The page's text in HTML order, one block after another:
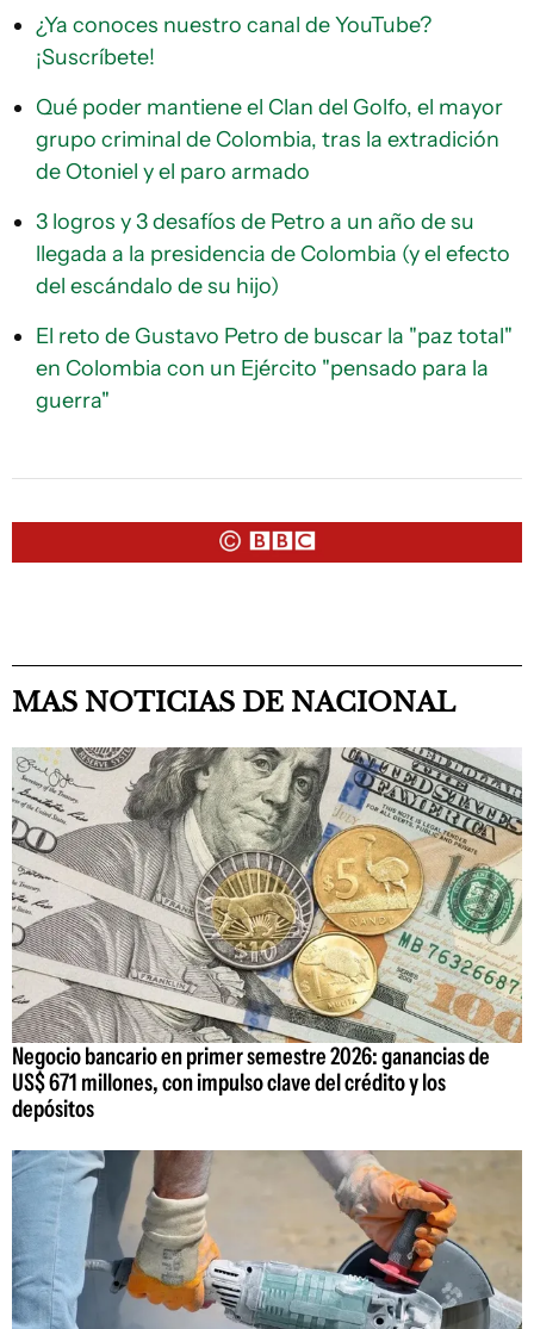
¿Ya conoces nuestro canal de YouTube?
¡Suscríbete!
Qué poder mantiene el Clan del Golfo, el mayor
grupo criminal de Colombia, tras la extradición
de Otoniel y el paro armado
3 logros y 3 desafíos de Petro a un año de su
llegada a la presidencia de Colombia (y el efecto
del escándalo de su hijo)
El reto de Gustavo Petro de buscar la "paz total"
en Colombia con un Ejército "pensado para la
guerra"
MAS NOTICIAS DE NACIONAL
Negocio bancario en primer semestre 2026: ganancias de
US$ 671 millones, con impulso clave del crédito y los
depósitos